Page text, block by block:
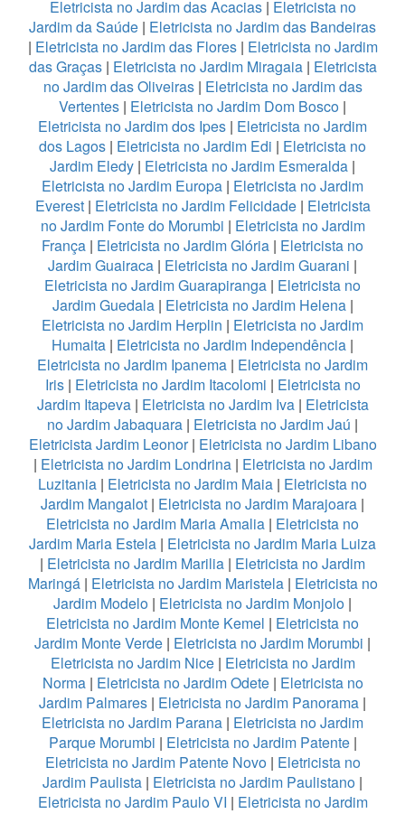
Eletricista no Jardim das Acacias| Eletricista no
Jardim da Saúde | Eletricista no Jardim das Bandeiras
| Eletricista no Jardim das Flores| Eletricista no Jardim
das Graças| Eletricista no Jardim Miragaia| Eletricista
no Jardim das Oliveiras| Eletricista no Jardim das
Vertentes | Eletricista no Jardim Dom Bosco |
Eletricista no Jardim dos Ipes | Eletricista no Jardim
dos Lagos | Eletricista no Jardim Edi | Eletricista no
Jardim Eledy | Eletricista no Jardim Esmeralda |
Eletricista no Jardim Europa | Eletricista no Jardim
Everest| Eletricista no Jardim Felicidade| Eletricista
no Jardim Fonte do Morumbi | Eletricista no Jardim
França | Eletricista no Jardim Glória | Eletricista no
Jardim Guairaca | Eletricista no Jardim Guarani |
Eletricista no Jardim Guarapiranga | Eletricista no
Jardim Guedala| Eletricista no Jardim Helena|
Eletricista no Jardim Herplin | Eletricista no Jardim
Humaita | Eletricista no Jardim Independência |
Eletricista no Jardim Ipanema | Eletricista no Jardim
Iris| Eletricista no Jardim Itacolomi | Eletricista no
Jardim Itapeva| Eletricista no Jardim Iva| Eletricista
no Jardim Jabaquara | Eletricista no Jardim Jaú |
Eletricista Jardim Leonor| Eletricista no Jardim Libano
| Eletricista no Jardim Londrina| Eletricista no Jardim
Luzitania | Eletricista no Jardim Maia | Eletricista no
Jardim Mangalot | Eletricista no Jardim Marajoara |
Eletricista no Jardim Maria Amalia | Eletricista no
Jardim Maria Estela | Eletricista no Jardim Maria Luiza
| Eletricista no Jardim Marilia | Eletricista no Jardim
Maringá| Eletricista no Jardim Maristela| Eletricista no
Jardim Modelo | Eletricista no Jardim Monjolo |
Eletricista no Jardim Monte Kemel | Eletricista no
Jardim Monte Verde | Eletricista no Jardim Morumbi |
Eletricista no Jardim Nice| Eletricista no Jardim
Norma| Eletricista no Jardim Odete| Eletricista no
Jardim Palmares | Eletricista no Jardim Panorama |
Eletricista no Jardim Parana | Eletricista no Jardim
Parque Morumbi | Eletricista no Jardim Patente|
Eletricista no Jardim Patente Novo| Eletricista no
Jardim Paulista | Eletricista no Jardim Paulistano |
Eletricista no Jardim Paulo VI | Eletricista no Jardim